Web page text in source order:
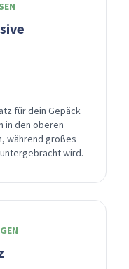
für dein Gepäck
in den oberen
während großes
wird.